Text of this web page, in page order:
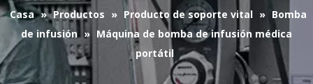
Casa » Productos » Producto de soporte vital » Bomba
de infusión » Máquina de bomba de infusión médica
portátil